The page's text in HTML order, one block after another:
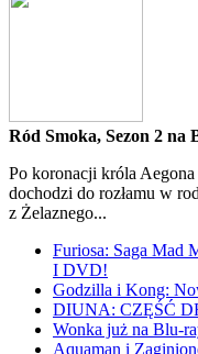
Ród Smoka, Sezon 2
Po koronacji króla
dochodzi do rozłamu w
z Żelaznego...
Furiosa: Saga
I DVD!
Godzilla i Kong:
DIUNA: CZĘŚĆ
Wonka już na Blu-
Aquaman i